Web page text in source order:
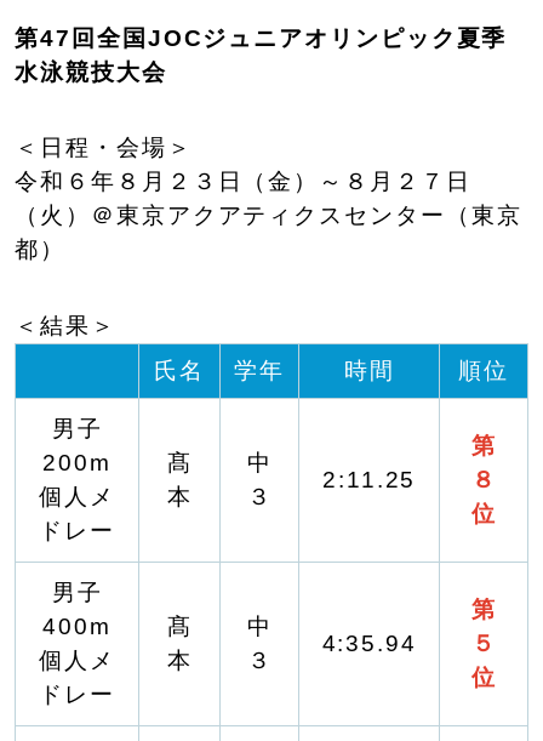
第47回全国JOCジュニアオリンピック夏季
水泳競技大会
＜日程・会場＞
令和６年８月２３日（金）～８月２７日
（火）＠東京アクアティクスセンター（東京
都）
＜結果＞
氏名
学年 時間 順位
男子
200m
個人メ
ドレー
髙
本
中
３
2:11.25
第
８
位
男子
400m
個人メ
ドレー
髙
本
中
３
4:35.94
第
５
位